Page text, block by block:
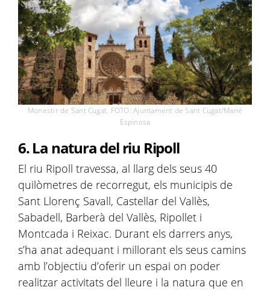
Monestir de Sant Cugat. FOTO: Ajuntament de Sant Cugat/Mané
Espinosa
6. La natura del riu Ripoll
El riu Ripoll travessa, al llarg dels seus 40
quilòmetres de recorregut, els municipis de
Sant Llorenç Savall, Castellar del Vallès,
Sabadell, Barberà del Vallès, Ripollet i
Montcada i Reixac. Durant els darrers anys,
s’ha anat adequant i millorant els seus camins
amb l’objectiu d’oferir un espai on poder
realitzar activitats del lleure i la natura que en